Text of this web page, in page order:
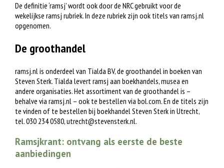
De definitie ‘ramsj’ wordt ook door de NRC gebruikt voor de
wekelijkse ramsj rubriek. In deze rubriek zijn ook titels van ramsj.nl
opgenomen.
De groothandel
ramsj.nl is onderdeel van Tialda BV, de groothandel in boeken van
Steven Sterk. Tialda levert ramsj aan boekhandels, musea en
andere organisaties. Het assortiment van de groothandel is –
behalve via ramsj.nl – ook te bestellen via bol.com. En de titels zijn
te vinden of te bestellen bij boekhandel Steven Sterk in Utrecht,
tel. 030 234 0580,utrecht@stevensterk.nl.
Ramsjkrant: ontvang als eerste de beste
aanbiedingen